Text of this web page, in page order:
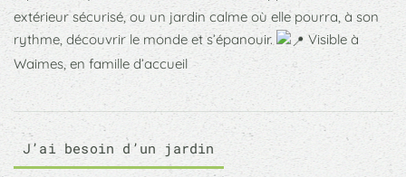
extérieur sécurisé, ou un jardin calme où elle pourra, à son
rythme, découvrir le monde et s’épanouir.
Visible à
Waimes, en famille d’accueil
J’ai besoin d’un jardin